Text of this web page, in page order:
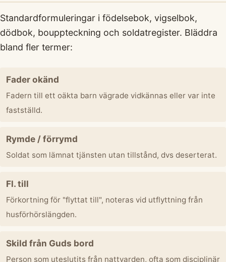
Standardformuleringar i födelsebok, vigselbok,
dödbok, bouppteckning och soldatregister. Bläddra
bland fler termer:
Fader okänd
Fadern till ett oäkta barn vägrade vidkännas eller var inte
fastställd.
Rymde / förrymd
Soldat som lämnat tjänsten utan tillstånd, dvs deserterat.
Fl. till
Förkortning för "flyttat till", noteras vid utflyttning från
husförhörslängden.
Skild från Guds bord
Person som uteslutits från nattvarden, ofta som disciplinär